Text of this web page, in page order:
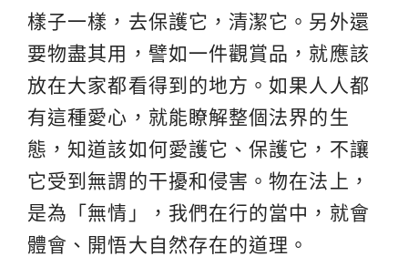
樣子一樣，去保護它，清潔它。另外還
要物盡其用，譬如一件觀賞品，就應該
放在大家都看得到的地方。如果人人都
有這種愛心，就能瞭解整個法界的生
態，知道該如何愛護它、保護它，不讓
它受到無謂的干擾和侵害。物在法上，
是為「無情」，我們在行的當中，就會
體會、開悟大自然存在的道理。